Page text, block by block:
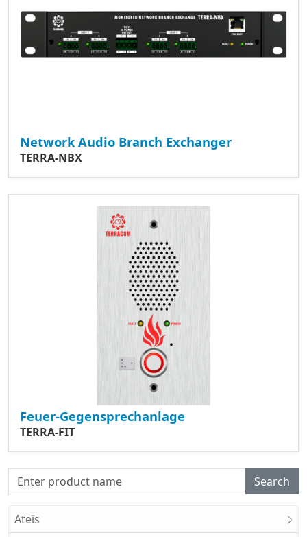
Network Audio Branch Exchanger
TERRA-NBX
Feuer-Gegensprechanlage
TERRA-FIT
Search
Ateïs